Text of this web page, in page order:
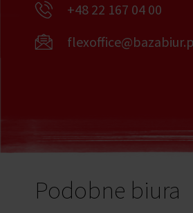
+48 22 167 04 00
Podobne biura